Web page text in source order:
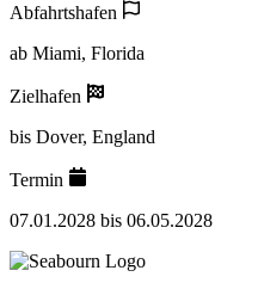
Abfahrtshafen
ab Miami, Florida
Zielhafen
bis Dover, England
Termin
07.01.2028 bis 06.05.2028